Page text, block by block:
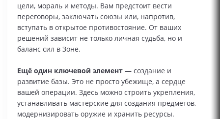
цели, мораль и методы. Вам предстоит вести
переговоры, заключать союзы или, напротив,
вступать в открытое противостояние. От ваших
решений зависит не только личная судьба, но и
баланс сил в Зоне.
Ещё один ключевой элемент — создание и
развитие базы. Это не просто убежище, а сердце
вашей операции. Здесь можно строить укрепления,
устанавливать мастерские для создания предметов,
модернизировать оружие и хранить ресурсы.